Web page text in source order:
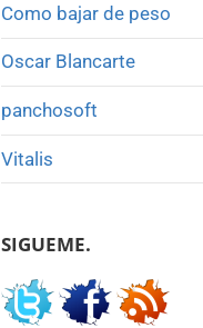
Como bajar de peso
Oscar Blancarte
panchosoft
Vitalis
SIGUEME.